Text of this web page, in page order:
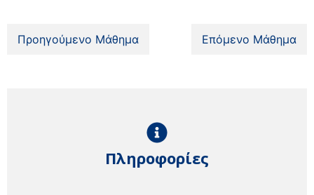
Προηγούμενο Μάθημα Επόμενο Μάθημα
Πληροφορίες